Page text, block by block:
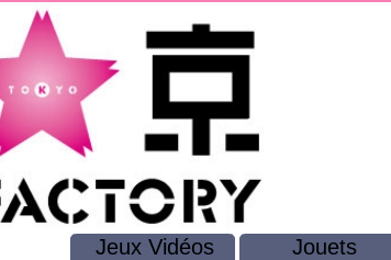
Jeux Vidéos Jouets